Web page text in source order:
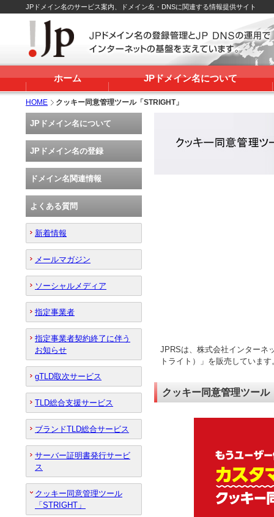
JPドメイン名のサービス案内、ドメイン名・DNSに関連する情報提供サイト
ホーム JPドメイン名について
HOME クッキー同意管理ツール「STRIGHT」
JPRSは、株式会社インターネ
トライト）」を販売しています
クッキー同意管理ツール
JPドメイン名について
JPドメイン名の登録
ドメイン名関連情報
よくある質問
新着情報
メールマガジン
ソーシャルメディア
指定事業者
指定事業者契約終了に伴う
お知らせ
gTLD取次サービス
TLD総合支援サービス
ブランドTLD総合サービス
サーバー証明書発行サービ
ス
クッキー同意管理ツール
「STRIGHT」